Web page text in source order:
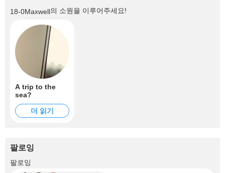
18-0Maxwell의 소원을 이루어주세요!
A trip to the
sea?
더 읽기
팔로잉
팔로잉